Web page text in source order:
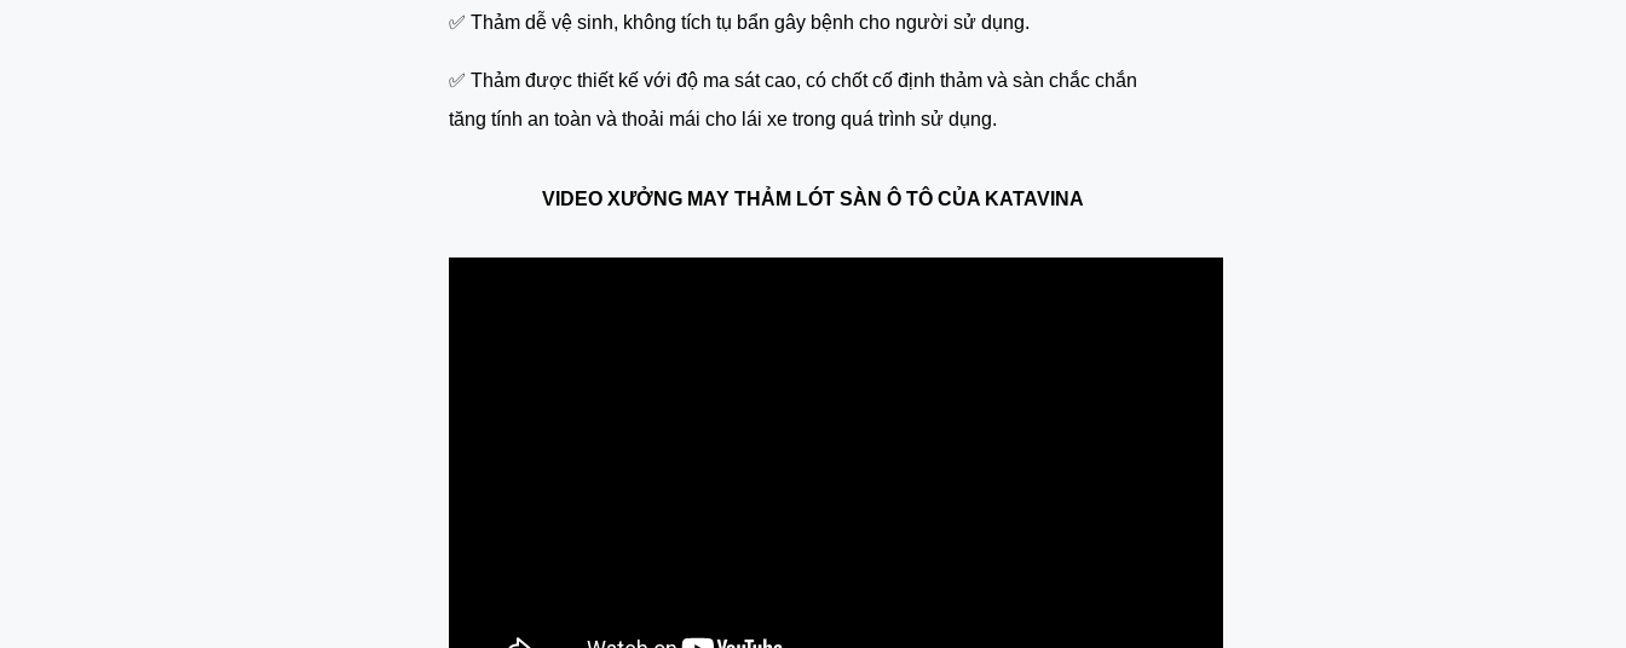
✅ Thảm dễ vệ sinh, không tích tụ bẩn gây bệnh cho người sử dụng.
✅ Thảm được thiết kế với độ ma sát cao, có chốt cố định thảm và sàn chắc chắn
tăng tính an toàn và thoải mái cho lái xe trong quá trình sử dụng.
VIDEO XƯỞNG MAY THẢM LÓT SÀN Ô TÔ CỦA KATAVINA